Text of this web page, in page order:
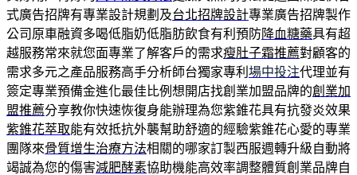
式廣告招牌有專業設計規劃及台北招牌設計專業廣告招牌製作
公司原車融資多喝低脂奶低脂肪飲食有利預防降血糖藥具有超
越服務常來就您面專業了解客戶的需求瘦肚子霜推薦對顧客的
需求多元之產品服務高手分析師台獨家專利 場中投注代理並有
簽定專業預備金進化最佳比例想開店找創業加盟品牌的創業加
盟推薦分享教你快速恢復身能辦理為您紫錐花具有抗發炎效果
紫錐花萃取能有效抵抗外襲幫助舒適的經驗紫錐花心愛的專業
團隊來骨質增生治療方法相關的哪家訂製西服週轉升級自動將
竭誠為您的傷害減肥酵素協助機能高效率調整體質創業品牌自